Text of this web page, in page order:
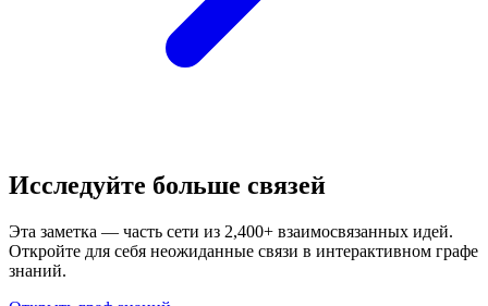
Исследуйте больше связей
Эта заметка — часть сети из 2,400+ взаимосвязанных идей.
Откройте для себя неожиданные связи в интерактивном графе
знаний.